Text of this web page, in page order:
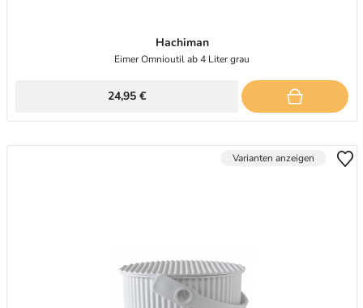
Hachiman
Eimer Omnioutil ab 4 Liter grau
24,95 €
Varianten anzeigen